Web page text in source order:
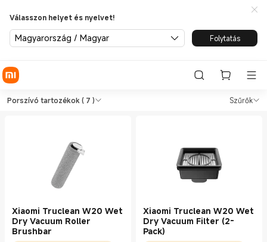
Válasszon helyet és nyelvet!
Magyarország / Magyar Folytatás
Shop Porszívók Porszívó
Porszívó tartozékok ( 7 ) Szűrők
Shop Porszívók Porszívó tartozékok
Xiaomi Truclean W20 Wet
Dry Vacuum Roller
Brushbar
Xiaomi Truclean W20 Wet
Dry Vacuum Filter (2-
Pack)